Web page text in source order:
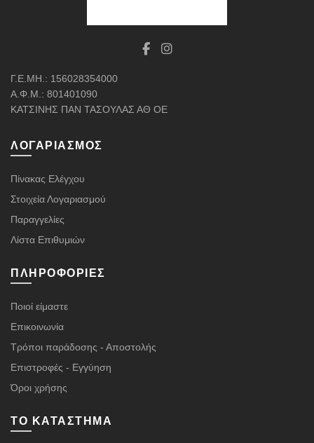
Γ.Ε.ΜΗ.: 156028354000
Α.Φ.Μ.: 801401090
ΚΑΤΣΙΝΗΣ ΠΑΝ ΤΑΣΟΥΛΑΣ ΑΘ ΟΕ
ΛΟΓΑΡΙΑΣΜΌΣ
Πίνακας Ελέγχου
Στοιχεία Λογαριασμού
Παραγγελίες
Λίστα Επιθυμιών
ΠΛΗΡΟΦΟΡΊΕΣ
Ποιοί είμαστε
Επικοινωνία
Τρόποι παράδοσης - Αποστολής
Επιστροφές - Εγγύηση
Όροι χρήσης
ΤΟ ΚΑΤΆΣΤΗΜΑ